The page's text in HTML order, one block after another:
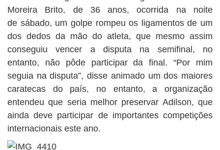
Moreira Brito, de 36 anos, ocorrida na noite
de sábado, um golpe rompeu os ligamentos de um
dos dedos da mão do atleta, que mesmo assim
conseguiu vencer a disputa na semifinal, no
entanto, não pôde participar da final. “Por mim
seguia na disputa”, disse animado um dos maiores
caratecas do país, no entanto, a organização
entendeu que seria melhor preservar Adilson, que
ainda deve participar de importantes competições
internacionais este ano.